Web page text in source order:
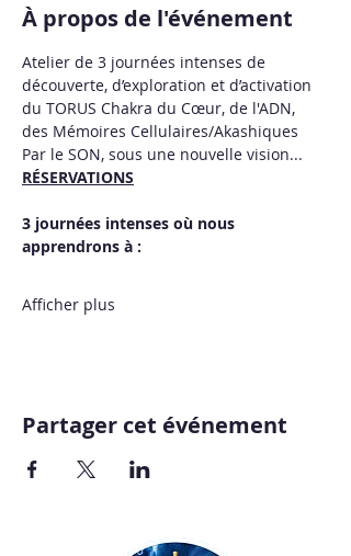
À propos de l'événement
Atelier de 3 journées intenses de
découverte, d’exploration et d’activation
du TORUS Chakra du Cœur, de l'ADN,
des Mémoires Cellulaires/Akashiques
Par le SON, sous une nouvelle vision...
RÉSERVATIONS
3 journées intenses où nous
apprendrons à :
Afficher plus
Partager cet événement